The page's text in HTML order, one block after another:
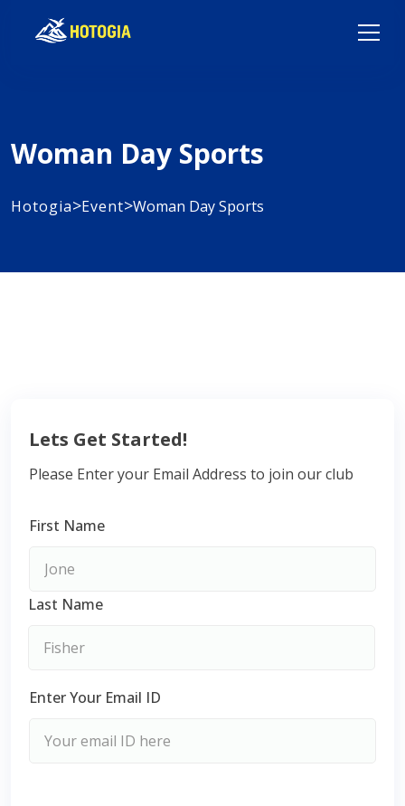
Woman Day Sports
Hotogia>Event>Woman Day Sports
Lets Get Started!
Please Enter your Email Address to join our club
First Name
Last Name
Enter Your Email ID